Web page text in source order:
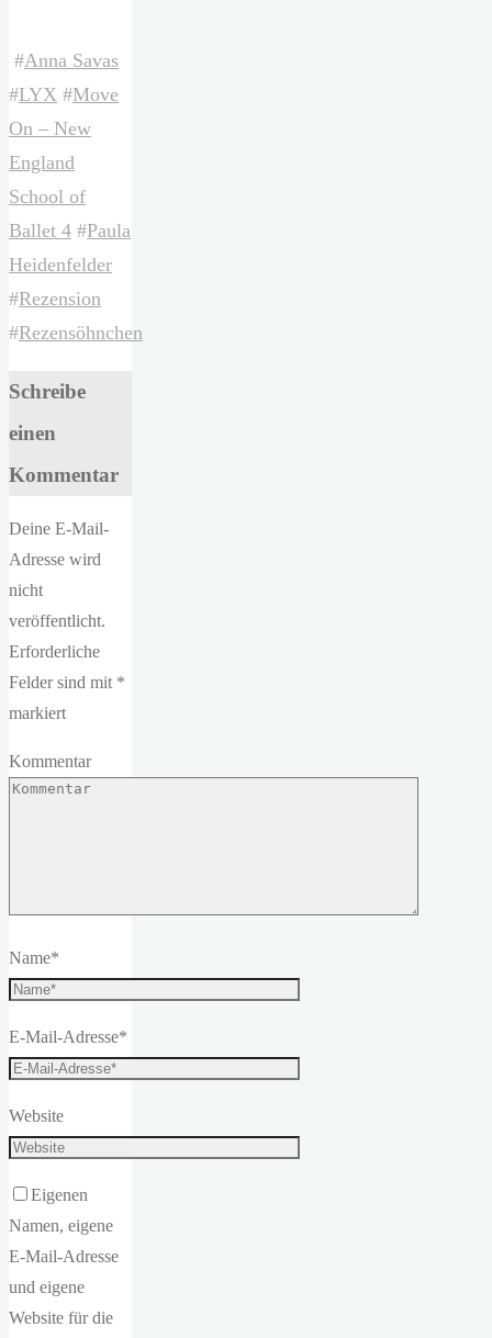
#Anna Savas
#LYX #Move
On – New
England
School of
Ballet 4 #Paula
Heidenfelder
#Rezension
#Rezensöhnchen
Schreibe
einen
Kommentar
Deine E-Mail-
Adresse wird
nicht
veröffentlicht.
Erforderliche
Felder sind mit *
markiert
Kommentar
Name*
E-Mail-Adresse*
Website
Eigenen
Namen, eigene
E-Mail-Adresse
und eigene
Website für die